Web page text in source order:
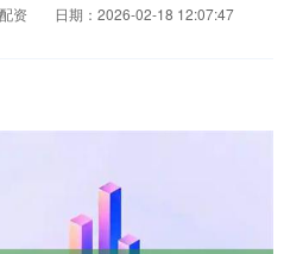
资
日期：2026-02-18 12:07:47